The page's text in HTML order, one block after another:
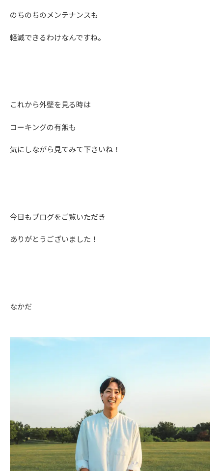
のちのちのメンテナンスも
軽減できるわけなんですね。
これから外壁を見る時は
コーキングの有無も
気にしながら見てみて下さいね！
今日もブログをご覧いただき
ありがとうございました！
なかだ